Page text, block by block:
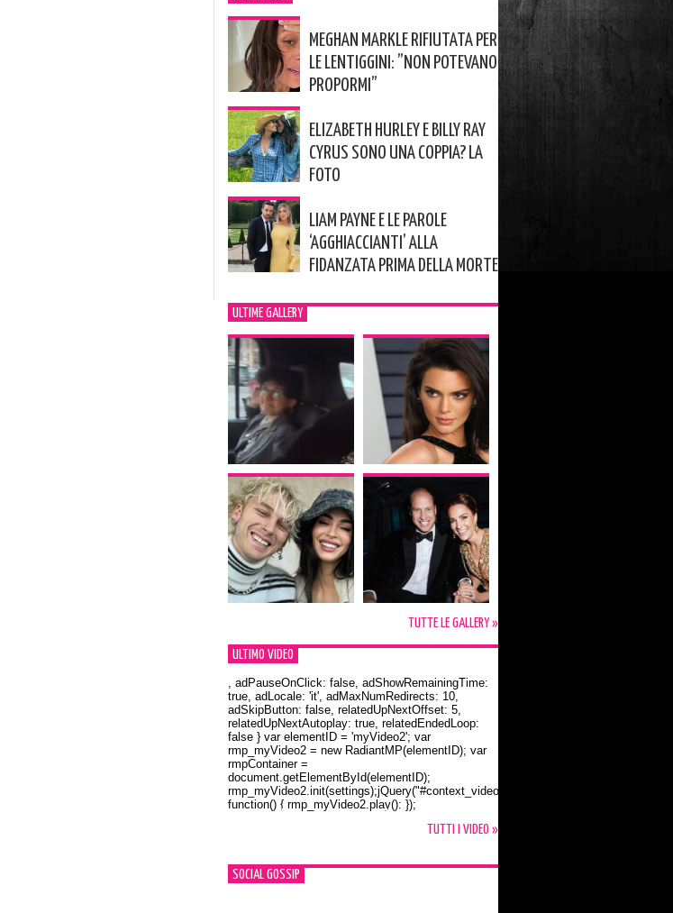
MEGHAN MARKLE RIFIUTATA PER
LE LENTIGGINI: ”NON POTEVANO
PROPORMI”
ELIZABETH HURLEY E BILLY RAY
CYRUS SONO UNA COPPIA? LA
FOTO
LIAM PAYNE E LE PAROLE
‘AGGHIACCIANTI’ ALLA
FIDANZATA PRIMA DELLA MORTE
ULTIME GALLERY
TUTTE LE GALLERY »
ULTIMO VIDEO
Orlando Bloom e la t-shirt dedicata a Flynn
, adPauseOnClick: false, adShowRemainingTime:
true, adLocale: 'it', adMaxNumRedirects: 10,
adSkipButton: false, relatedUpNextOffset: 5,
relatedUpNextAutoplay: true, relatedEndedLoop:
false } var elementID = 'myVideo2'; var
rmp_myVideo2 = new RadiantMP(elementID); var
rmpContainer =
document.getElementById(elementID);
rmp_myVideo2.init(settings);jQuery("#context_video2").one("mouseover",
function() { rmp_myVideo2.play(); });
TUTTI I VIDEO »
SOCIAL GOSSIP